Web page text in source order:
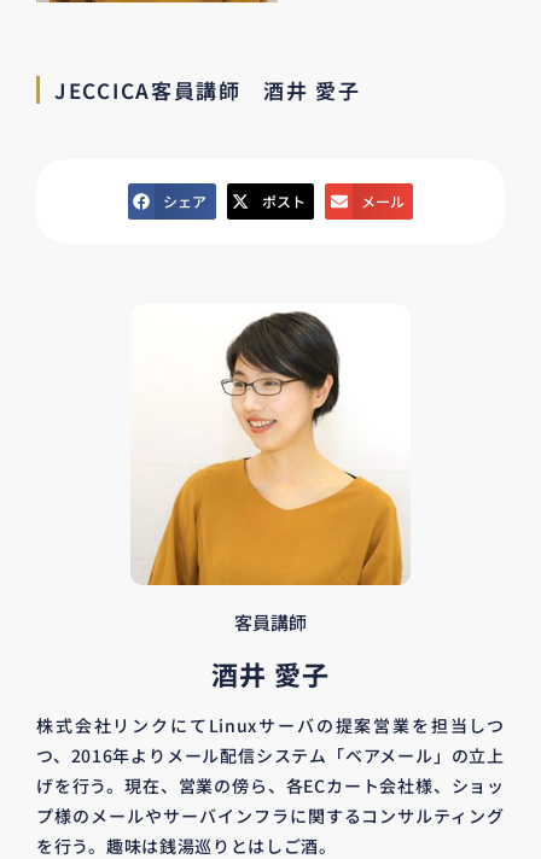
JECCICA客員講師 酒井 愛子
シェア ポスト メール
客員講師
酒井 愛子
株式会社リンクにてLinuxサーバの提案営業を担当しつ
つ、2016年よりメール配信システム「ベアメール」の立上
げを行う。現在、営業の傍ら、各ECカート会社様、ショッ
プ様のメールやサーバインフラに関するコンサルティング
を行う。趣味は銭湯巡りとはしご酒。